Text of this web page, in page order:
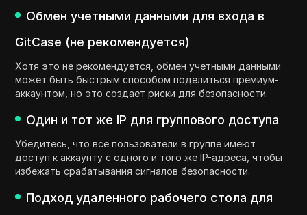
Обмен учетными данными для входа в
GitCase (не рекомендуется)
Хотя это не рекомендуется, обмен учетными данными
может быть быстрым способом поделиться премиум-
аккаунтом, но это создает риски для безопасности.
Один и тот же IP для группового доступа
Убедитесь, что все пользователи в группе имеют
доступ к аккаунту с одного и того же IP-адреса, чтобы
избежать срабатывания сигналов безопасности.
Подход удаленного рабочего стола для